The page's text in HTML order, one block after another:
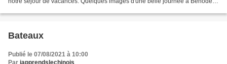
Bateaux
Publié le 07/08/2021 à 10:00
Par japprendslechinois